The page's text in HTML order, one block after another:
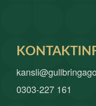
0303-227 161